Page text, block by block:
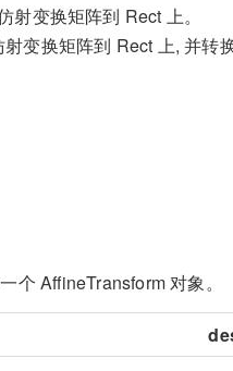
射变换矩阵到 Rect 上。
射变换矩阵到 Rect 上, 并转
个 AffineTransform 对象。